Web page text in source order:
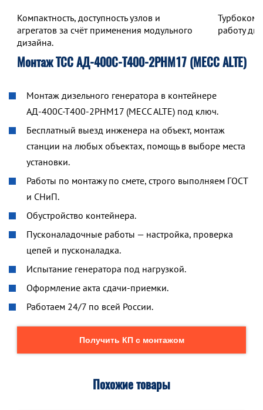
Компактность, доступность узлов и
агрегатов за счёт применения модульного
дизайна.
работу
Монтаж ТСС АД-400С-Т400-2РНМ17 (MECC ALTE)
Монтаж дизельного генератора в контейнере
АД-400С-Т400-2РНМ17 (MECC ALTE) под ключ.
Бесплатный выезд инженера на объект, монтаж
станции на любых объектах, помощь в выборе места
установки.
Работы по монтажу по смете, строго выполняем ГОСТ
и СНиП.
Обустройство контейнера.
Пусконаладочные работы — настройка, проверка
цепей и пусконаладка.
Испытание генератора под нагрузкой.
Оформление акта сдачи-приемки.
Работаем 24/7 по всей России.
Получить КП с монтажом
Похожие товары